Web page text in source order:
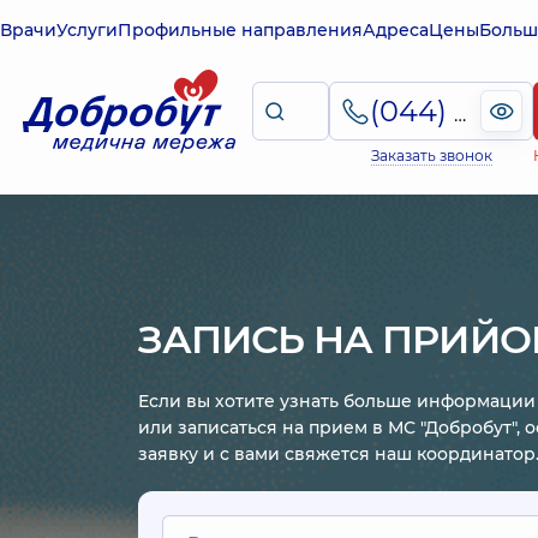
ВрачиУслугиПрофильные направленияАдресаЦены
(044) 495-2-888
Заказать звонок
ЗАПИСЬ НА
Если вы хотите узнать больше информации
или записаться на прием в МС "Добробут",
заявку и с вами свяжется наш координатор.